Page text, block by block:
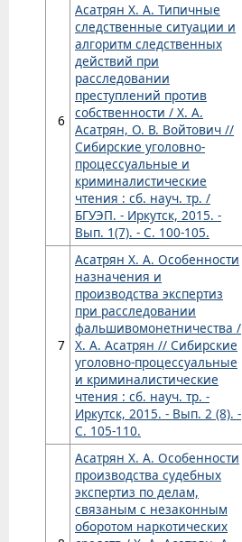
6
Асатрян Х. А. Типичные
следственные ситуации и
алгоритм следственных
действий при
расследовании
преступлений против
собственности / Х. А.
Асатрян, О. В. Войтович //
Сибирские уголовно-
процессуальные и
криминалистические
чтения : сб. науч. тр. /
БГУЭП. - Иркутск, 2015. -
Вып. 1(7). - С. 100-105.
7
Асатрян Х. А. Особенности
назначения и
производства экспертиз
при расследовании
фальшивомонетничества /
Х. А. Асатрян // Сибирские
уголовно-процессуальные
и криминалистические
чтения : сб. науч. тр. -
Иркутск, 2015. - Вып. 2 (8). -
С. 105-110.
Асатрян Х. А. Особенности
производства судебных
экспертиз по делам,
связаным с незаконным
оборотом наркотических